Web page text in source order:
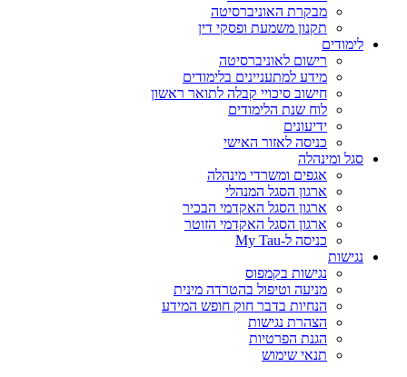
מבקרת האוניברסיטה
תקנון משמעת ופסקי דין
לימודים
רישום לאוניברסיטה
מידע למתעניינים בלימודים
חישוב סיכויי קבלה לתואר ראשון
לוח שנת הלימודים
ידיעונים
כניסה לאזור האישי
סגל ומינהלה
אגפים ומשרדי מינהלה
ארגון הסגל המנהלי
ארגון הסגל האקדמי הבכיר
ארגון הסגל האקדמי הזוטר
כניסה ל-My Tau
נגישות
נגישות בקמפוס
מניעה וטיפול בהטרדה מינית
הנחיות בדבר חוק חופש המידע
הצהרת נגישות
הגנת הפרטיות
תנאי שימוש